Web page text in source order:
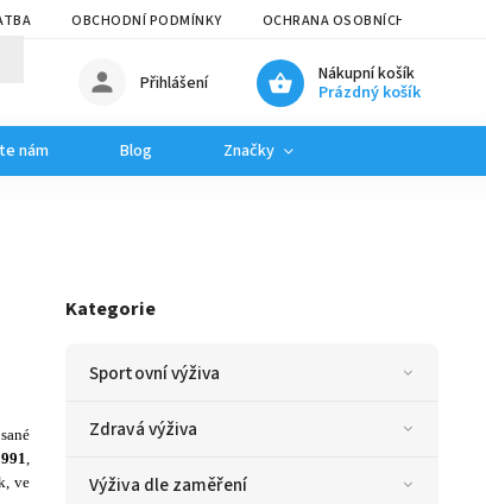
OBCHODNÍ PODMÍNKY OCHRANA OSOBNÍCH ÚDAJŮ
Nákupní košík
Prázdný košík
Přihlášení
nám Blog Značky
Kategorie
Sportovní výživa
Zdravá výživa
Výživa dle zaměření
,
ve